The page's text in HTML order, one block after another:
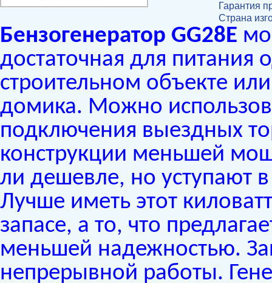
Гарантия
Страна
Бензогенератор GG28E
достаточная для питания
строительном объекте
домика. Можно
подключения выездных
конструкции меньшей
ли дешевле, но уступают в
Лучше иметь этот
запасе, а то, что
меньшей надежностью.
непрерывной работы.